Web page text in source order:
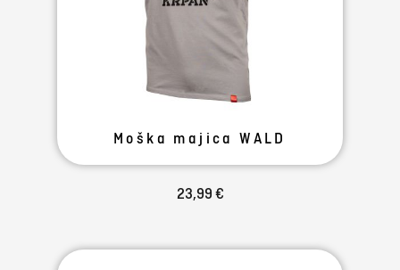
Moška majica WALD
23,99 €